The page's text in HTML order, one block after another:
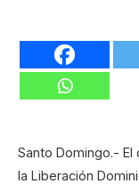
Santo Domingo.-
la Liberación